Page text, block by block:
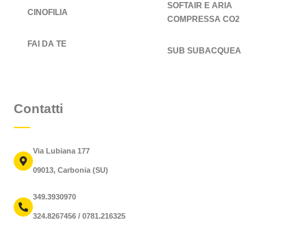
CINOFILIA
FAI DA TE
SOFTAIR E ARIA
COMPRESSA CO2
SUB SUBACQUEA
Contatti
Via Lubiana 177
09013, Carbonia (SU)
349.3930970
324.8267456 / 0781.216325